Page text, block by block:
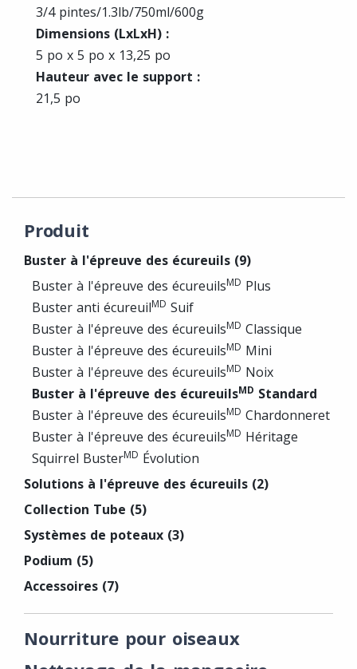
Produit
Buster à l'épreuve des écureuils (9)
Buster à l'épreuve des écureuilsMD Plus
Buster anti écureuilMD Suif
Buster à l'épreuve des écureuilsMD Classique
Buster à l'épreuve des écureuilsMD Mini
Buster à l'épreuve des écureuilsMD Noix
Buster à l'épreuve des écureuilsMD Standard
Buster à l'épreuve des écureuilsMD Chardonneret
Buster à l'épreuve des écureuilsMD Héritage
Squirrel BusterMD Évolution
Solutions à l'épreuve des écureuils (2)
Collection Tube (5)
Systèmes de poteaux (3)
Podium (5)
Accessoires (7)
Nourriture pour oiseaux
3/4 pintes/1.3lb/750ml/600g
Dimensions (LxLxH) :
5 po x 5 po x 13,25 po
Hauteur avec le support :
21,5 po